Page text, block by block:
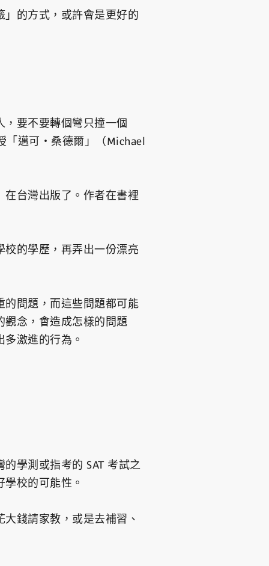
的方式，或許會是更好的
要不要轉個彎只撞一個
邁可・桑德爾」（Michael
台灣出版了。作者在書裡
的學歷，再弄出一份漂亮
的問題，而這些問題都可能
念，會造成怎樣的問題
激進的行為。
學測或指考的 SAT 考試之
校的可能性。
錢請家教，或是去補習、